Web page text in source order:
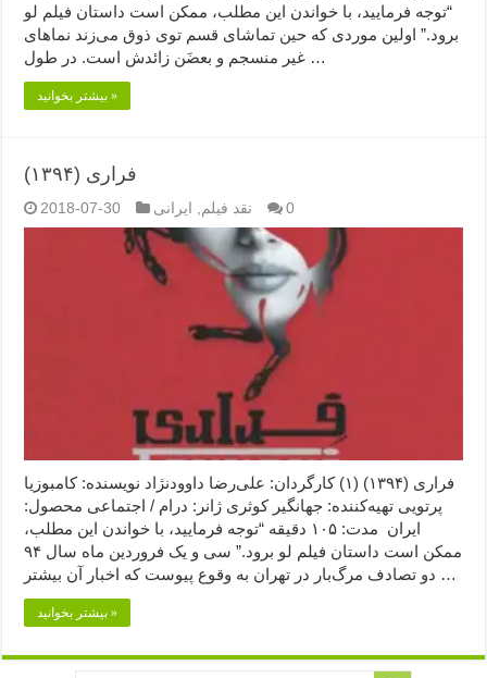
“توجه فرمایید،‌ با خواندن این مطلب، ممکن است داستان فیلم لو
برود.” اولین موردی که حین تماشای قسم توی ذوق می‌زند نماهای
غیر منسجم و بعضَن زائدش است. در طول …
بیشتر بخوانید »
فراری (۱۳۹۴)
2018-07-30 نقد فیلم ایرانی 0
فراری (۱۳۹۴) (۱) کارگردان: علی‌رضا داوودنژاد نویسنده: کامبوزیا
پرتویی تهیه‌کننده: جهانگیر کوثری ژانر: درام / اجتماعی محصول:
ایران مدت: ۱۰۵ دقیقه “توجه فرمایید،‌ با خواندن این مطلب،
ممکن است داستان فیلم لو برود.” سی و یک فروردین ماه سال ۹۴
دو تصادف مرگ‌بار در تهران به وقوع پیوست که اخبار آن بیشتر …
بیشتر بخوانید »